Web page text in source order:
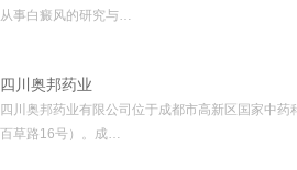
从事白癜风的研究与…
四川奥邦药业
四川奥邦药业有限公司位于成都市高新区国家中药
百草路16号）。成…